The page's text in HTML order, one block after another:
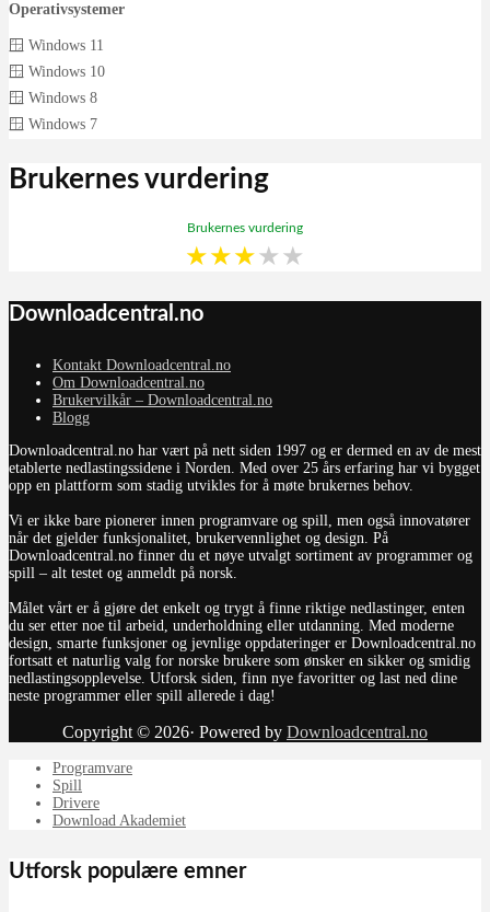
Operativsystemer
🪟 Windows 11
🪟 Windows 10
🪟 Windows 8
🪟 Windows 7
Brukernes vurdering
Brukernes vurdering
★★★★★
Downloadcentral.no
Kontakt Downloadcentral.no
Om Downloadcentral.no
Brukervilkår – Downloadcentral.no
Blogg
Downloadcentral.no har vært på nett siden 1997 og er dermed en av de mest
etablerte nedlastingssidene i Norden. Med over 25 års erfaring har vi bygget
opp en plattform som stadig utvikles for å møte brukernes behov.
Vi er ikke bare pionerer innen programvare og spill, men også innovatører
når det gjelder funksjonalitet, brukervennlighet og design. På
Downloadcentral.no finner du et nøye utvalgt sortiment av programmer og
spill – alt testet og anmeldt på norsk.
Målet vårt er å gjøre det enkelt og trygt å finne riktige nedlastinger, enten
du ser etter noe til arbeid, underholdning eller utdanning. Med moderne
design, smarte funksjoner og jevnlige oppdateringer er Downloadcentral.no
fortsatt et naturlig valg for norske brukere som ønsker en sikker og smidig
nedlastingsopplevelse. Utforsk siden, finn nye favoritter og last ned dine
neste programmer eller spill allerede i dag!
Copyright © 2026· Powered by Downloadcentral.no
Programvare
Spill
Drivere
Download Akademiet
Utforsk populære emner